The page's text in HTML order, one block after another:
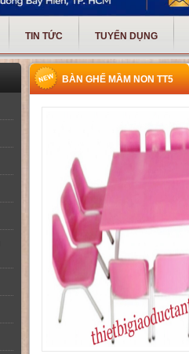
TIN TỨC TUYỂN DỤNG
BÀN GHẾ MẦM NON TT5